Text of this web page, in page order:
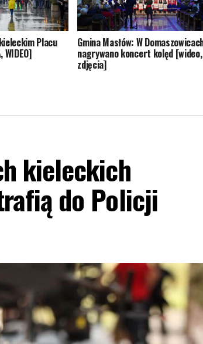
Placu Gmina Masłów: W
nagrywano koncert kolęd [wideo,
zdjęcia]
kieleckich
do Policji